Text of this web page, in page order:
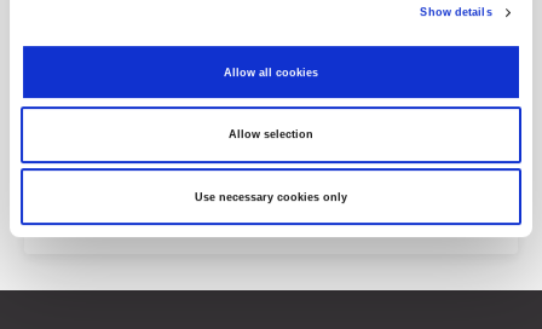
Show details
Allow all cookies
Allow selection
Use necessary cookies only